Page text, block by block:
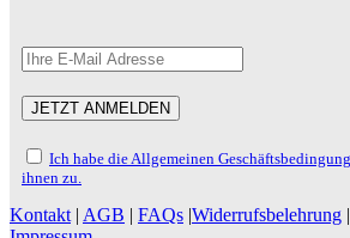
Ich habe die Allgemeinen
ihnen zu.
Kontakt | AGB | FAQs |Widerrufsbelehrung |